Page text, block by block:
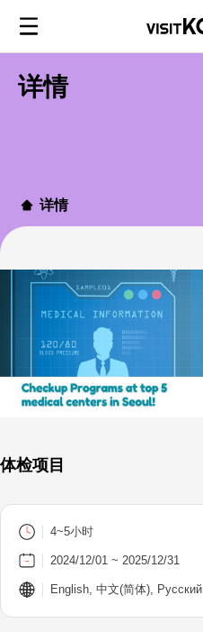
详情
详情
体检项目
4~5小时
2024/12/01 ~ 2025/12/31
English, 中文(简体), Русский